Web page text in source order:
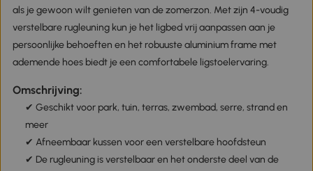
als je gewoon wilt genieten van de zomerzon. Met zijn 4-voudig
verstelbare rugleuning kun je het ligbed vrij aanpassen aan je
persoonlijke behoeften en het robuuste aluminium frame met
ademende hoes biedt je een comfortabele ligstoelervaring.
Omschrijving:
✔ Geschikt voor park, tuin, terras, zwembad, serre, strand en
meer
✔ Afneembaar kussen voor een verstelbare hoofdsteun
✔ De rugleuning is verstelbaar en het onderste deel van de